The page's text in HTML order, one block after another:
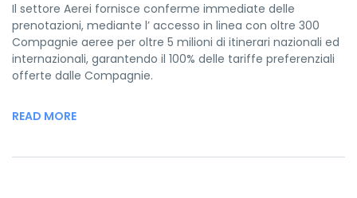
Il settore Aerei fornisce conferme immediate delle
prenotazioni, mediante l’ accesso in linea con oltre 300
Compagnie aeree per oltre 5 milioni di itinerari nazionali ed
internazionali, garantendo il 100% delle tariffe preferenziali
offerte dalle Compagnie.
READ MORE